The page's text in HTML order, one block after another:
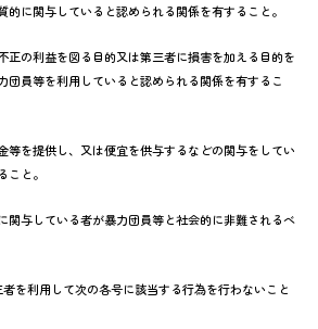
に関与していると認められる関係を有すること。
の利益を図る目的又は第三者に損害を加える目的を
団員等を利用していると認められる関係を有するこ
を提供し、又は便宜を供与するなどの関与をしてい
こと。
与している者が暴力団員等と社会的に非難されるべ
を利用して次の各号に該当する行為を行わないこと